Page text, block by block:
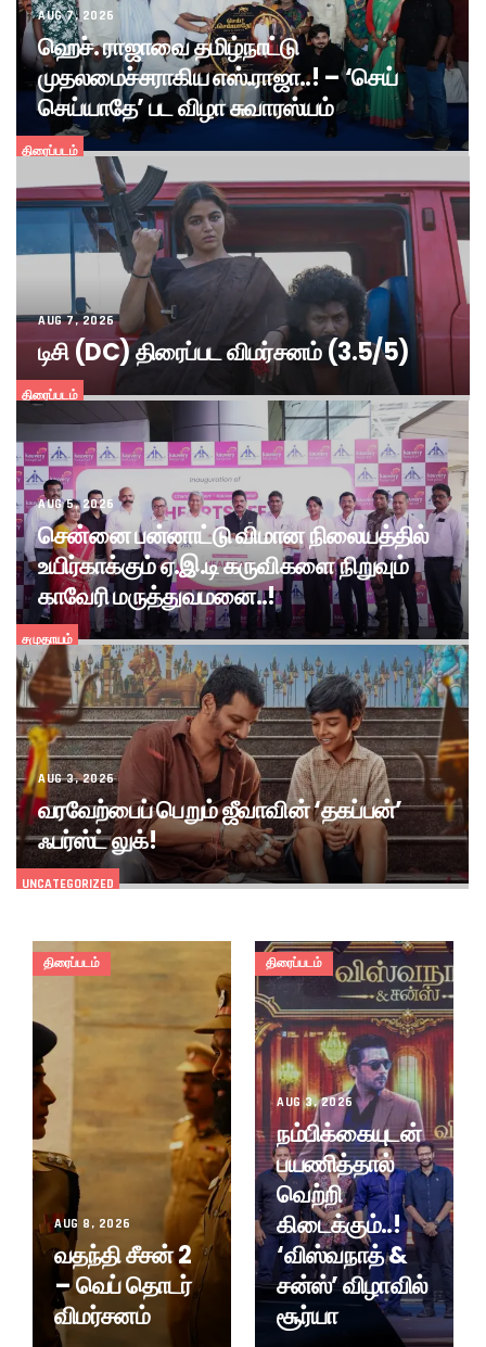
திரைப்படம்
AUG 7, 2026
ஹெச். ராஜாவை தமிழ்நாட்டு
முதலமைச்சராகிய எஸ்.ராஜா..! – ‘செய்
செய்யாதே’ பட விழா சுவாரஸ்யம்
திரைப்படம்
AUG 7, 2026
டிசி (DC) திரைப்பட விமர்சனம் (3.5/5)
சமுதாயம்
AUG 5, 2026
சென்னை பன்னாட்டு விமான நிலையத்தில்
உயிர்காக்கும் ஏ.இ.டி கருவிகளை நிறுவும்
காவேரி மருத்துவமனை..!
UNCATEGORIZED
AUG 3, 2026
வரவேற்பைப் பெறும் ஜீவாவின் ‘தகப்பன்’
ஃபர்ஸ்ட் லுக்!
திரைப்படம்
AUG 8, 2026
வதந்தி சீசன் 2
– வெப் தொடர்
விமர்சனம்
திரைப்படம்
AUG 3, 2026
நம்பிக்கையுடன்
பயணித்தால்
வெற்றி
கிடைக்கும்..!
‘விஸ்வநாத் &
சன்ஸ்’ விழாவில்
சூர்யா